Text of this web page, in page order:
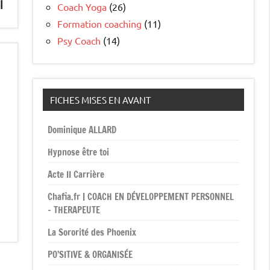
Coach Yoga (26)
Formation coaching (11)
Psy Coach (14)
FICHES MISES EN AVANT
Dominique ALLARD
Hypnose être toi
Acte II Carrière
Chafia.fr | COACH EN DÉVELOPPEMENT PERSONNEL
– THERAPEUTE
La Sororité des Phoenix
PO’SITIVE & ORGANISÉE